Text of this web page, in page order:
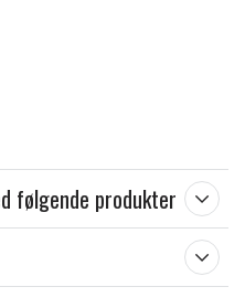
følgende produkter